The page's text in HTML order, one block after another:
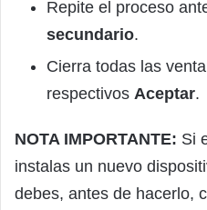
Repite el proceso
secundario.
Cierra todas las
respectivos Aceptar.
NOTA IMPORTANTE: Si
instalas un nuevo
debes, antes de hacerlo,